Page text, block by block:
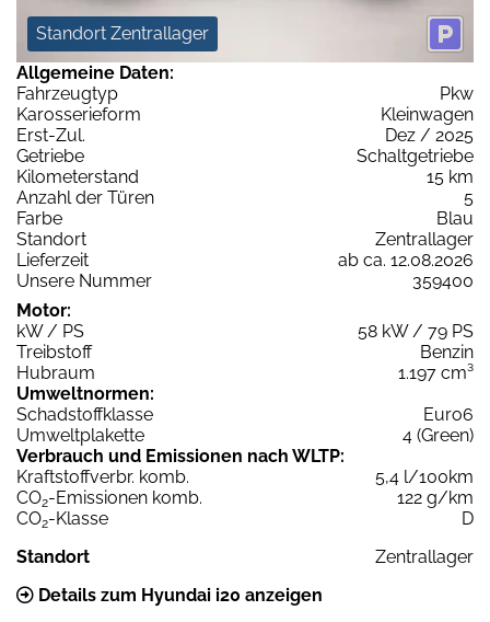
Standort Zentrallager
Allgemeine Daten:
Fahrzeugtyp
Pkw
Karosserieform
Kleinwagen
Erst-Zul.
Dez / 2025
Getriebe
Schaltgetriebe
Kilometerstand
15 km
Anzahl der Türen
5
Farbe
Blau
Standort
Zentrallager
Lieferzeit
ab ca. 12.08.2026
Unsere Nummer
359400
Motor:
kW / PS
58 kW / 79 PS
Treibstoff
Benzin
Hubraum
1.197 cm³
Umweltnormen:
Schadstoffklasse
Euro6
Umweltplakette
4 (Green)
Verbrauch und Emissionen nach WLTP:
Kraftstoffverbr. komb.
5,4 l/100km
CO2-Emissionen komb.
122 g/km
CO2-Klasse
D
Standort
Zentrallager
Details zum Hyundai i20 anzeigen